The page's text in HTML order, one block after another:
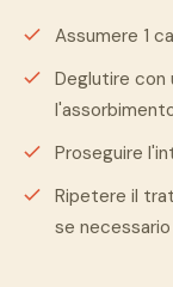
Assumere 1
Deglutire con
Proseguire
Ripetere il
se necessario